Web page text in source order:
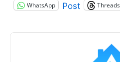
WhatsApp Post Threads